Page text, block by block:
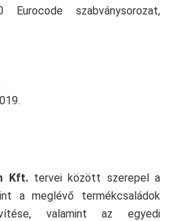
szabványsorozat,
Kft.tervei között szerepel a
a meglévő termékcsaládok
valamint az egyedi